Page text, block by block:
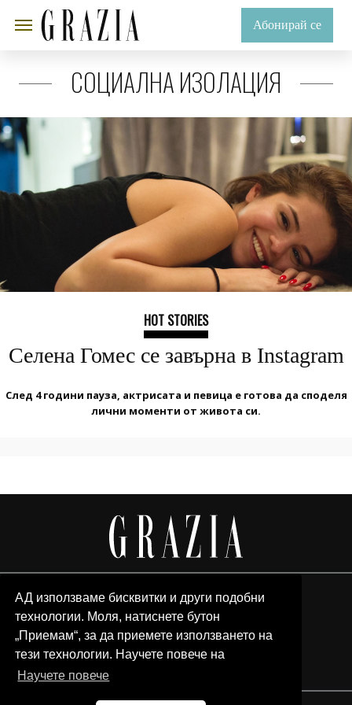
АД използваме бисквитки и други подобни
технологии. Моля, натиснете бутон
„Приемам“, за да приемете използването на
тези технологии. Научете повече на
Научете повече
Абонирай се
СОЦИАЛНА ИЗОЛАЦИЯ
HOT STORIES
Селена Гомес се завърна в Instagram
След 4 години пауза, актрисата и певица е готова да споделя
лични моменти от живота си.